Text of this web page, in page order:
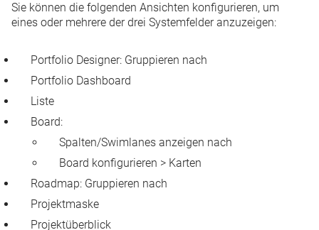
Sie können die folgenden Ansichten konfigurieren, um
eines oder mehrere der drei Systemfelder anzuzeigen:
Portfolio Designer: Gruppieren nach
Portfolio Dashboard
Liste
Board:
Spalten/Swimlanes anzeigen nach
Board konfigurieren > Karten
Roadmap: Gruppieren nach
Projektmaske
Projektüberblick